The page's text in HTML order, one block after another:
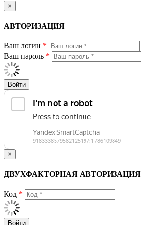
×
АВТОРИЗАЦИЯ
Ваш логин *
Ваш пароль *
Войти
×
ДВУХФАКТОРНАЯ АВТОРИЗАЦИЯ
Код *
Войти